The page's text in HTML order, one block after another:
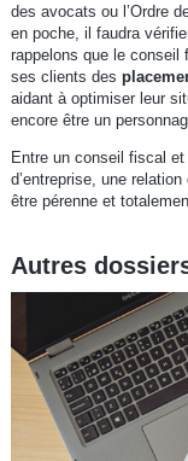
des avocats ou l’Ordre
en poche, il faudra
rappelons que le conseil
ses clients des
aidant à optimiser leur
encore être un
Entre un conseil fiscal
d’entreprise, une
être pérenne et
Autres